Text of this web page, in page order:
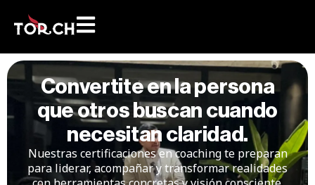
Convertite en la persona
que otros buscan cuando
necesitan claridad.
Nuestras certificaciones en coaching te preparan
para liderar, acompañar y transformar realidades